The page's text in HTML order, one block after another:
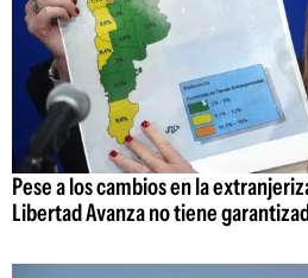
Pese a los cambios en la
Libertad Avanza no tiene